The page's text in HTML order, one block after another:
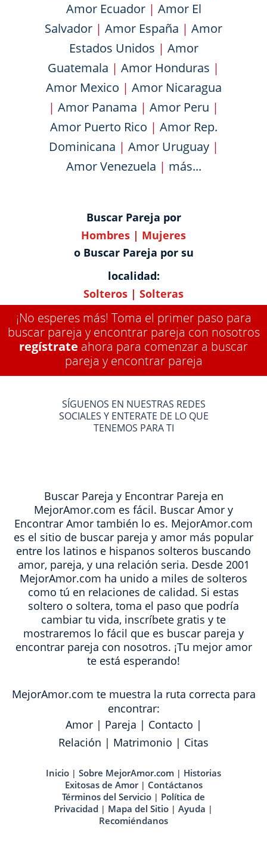
Amor Ecuador| Amor El
Salvador | Amor España | Amor
Estados Unidos | Amor
Guatemala | Amor Honduras |
Amor Mexico | Amor Nicaragua
| Amor Panama | Amor Peru |
Amor Puerto Rico | Amor Rep.
Dominicana | Amor Uruguay|
Amor Venezuela | más...
Buscar Pareja por
Hombres | Mujeres
o Buscar Pareja por su
localidad:
Solteros | Solteras
¡No esperes más! Toma el primer paso para
buscar pareja y encontrar pareja con nosotros
regístrate ahora para comenzar a buscar
pareja y encontrar pareja
SÍGUENOS EN NUESTRAS REDES
SOCIALES Y ENTERATE DE LO QUE
TENEMOS PARA TI
Buscar Pareja y Encontrar Pareja en
MejorAmor.com es fácil. Buscar Amor y
Encontrar Amor también lo es. MejorAmor.com
es el sitio de buscar pareja y amor más popular
entre los latinos e hispanos solteros buscando
amor, pareja, y una relación seria. Desde 2001
MejorAmor.com ha unido a miles de solteros
como tú en relaciones de calidad. Si estas
soltero o soltera, toma el paso que podría
cambiar tu vida, inscríbete gratis y te
mostraremos lo fácil que es buscar pareja y
encontrar pareja con nosotros. ¡Tu mejor amor
te está esperando!
MejorAmor.com te muestra la ruta correcta para
encontrar:
Amor| Pareja | Contacto |
Relación | Matrimonio | Citas
Inicio | Sobre MejorAmor.com | Historias
Exitosas de Amor| Contáctanos
Términos del Servicio | Política de
Privacidad | Mapa del Sitio | Ayuda |
Recomiéndanos